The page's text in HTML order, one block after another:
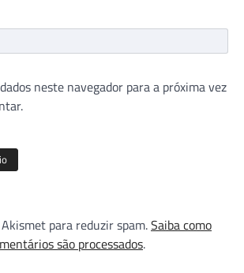
neste navegador para a próxima vez
para reduzir spam.Saiba como
são processados.